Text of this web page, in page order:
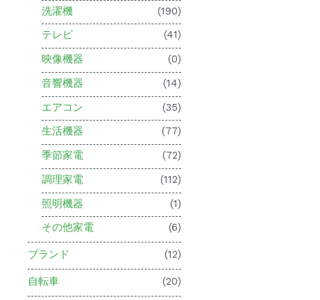
洗濯機
(190)
テレビ
(41)
映像機器
(0)
音響機器
(14)
エアコン
(35)
生活機器
(77)
季節家電
(72)
調理家電
(112)
照明機器
(1)
その他家電
(6)
ブランド (12)
自転車 (20)